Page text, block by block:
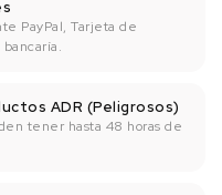
PayPal, Tarjeta de
ADR (Peligrosos)
tener hasta 48 horas de